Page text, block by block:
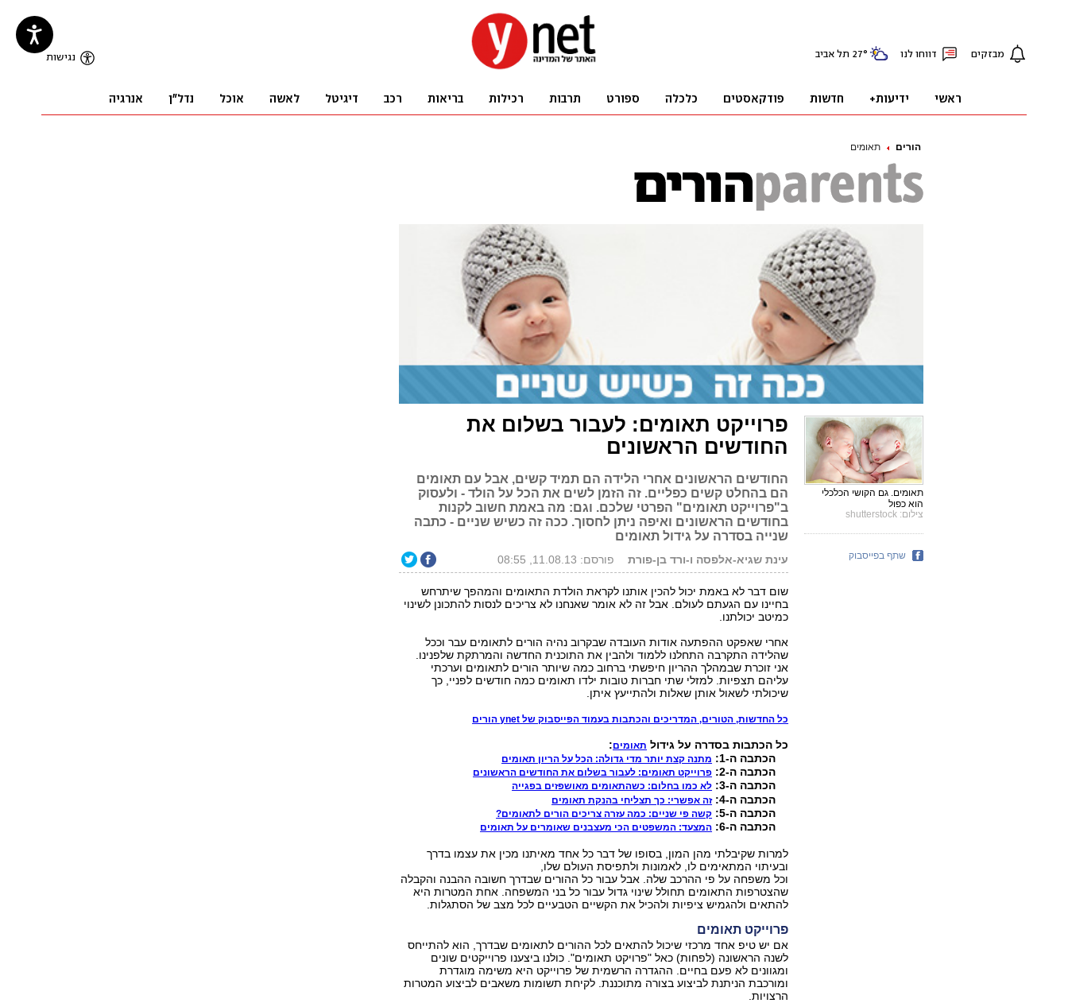
הורים תאומים
פרוייקט תאומים: לעבור בשלום את
החודשים הראשונים
החודשים הראשונים אחרי הלידה הם תמיד קשים, אבל עם תאומים
הם בהחלט קשים כפליים. זה הזמן לשים את הכל על הולד - ולעסוק
ב"פרוייקט תאומים" הפרטי שלכם. וגם: מה באמת חשוב לקנות
בחודשים הראשונים ואיפה ניתן לחסוך. ככה זה כשיש שניים - כתבה
שנייה בסדרה על גידול תאומים
עינת שגיא-אלפסה ו-ורד בן-פורת פורסם: 11.08.13, 08:55
שום דבר לא באמת יכול להכין אותנו לקראת הולדת התאומים והמהפך שיתרחש
בחיינו עם הגעתם לעולם. אבל זה לא אומר שאנחנו לא צריכים לנסות להתכונן לשינוי
כמיטב יכולתנו.
אחרי שאפקט ההפתעה אודות העובדה שבקרוב נהיה הורים לתאומים עבר וככל
שהלידה התקרבה התחלנו ללמוד ולהבין את התוכנית החדשה והמרתקת שלפנינו.
אני זוכרת שבמהלך ההריון חיפשתי ברחוב כמה שיותר הורים לתאומים וערכתי
עליהם תצפיות. למזלי שתי חברות טובות ילדו תאומים כמה חודשים לפניי, כך
שיכולתי לשאול אותן שאלות ולהתייעץ איתן.
כל החדשות, הטורים, המדריכים והכתבות בעמוד הפייסבוק של ynet הורים
כל הכתבות בסדרה על גידול תאומים:
הכתבה ה-1:
מתנה קצת יותר מדי גדולה: הכל על הריון תאומים
הכתבה ה-2: פרוייקט תאומים: לעבור בשלום את החודשים הראשונים
הכתבה ה-3: לא כמו בחלום: כשהתאומים מאושפזים בפגייה
הכתבה ה-4: זה אפשרי: כך תצליחי בהנקת תאומים
הכתבה ה-5: קשה פי שניים: כמה עזרה צריכים הורים לתאומים?
הכתבה ה-6: המצעד: המשפטים הכי מעצבנים שאומרים על תאומים
למרות שקיבלתי מהן המון, בסופו של דבר כל אחד מאיתנו מכין את עצמו בדרך
ובעיתוי המתאימים לו, לאמונות ולתפיסת העולם שלו,
וכל משפחה על פי ההרכב שלה. אבל עבור כל ההורים שבדרך חשובה ההבנה והקבלה
שהצטרפות ‏התאומים תחולל שינוי גדול עבור כל בני המשפחה. אחת המטרות היא
‏להתאים ולהגמיש ציפיות ולהכיל את הקשיים הטבעיים לכל מצב של הסתגלות.
פרוייקט תאומים
אם יש טיפ אחד מרכזי שיכול להתאים לכל ההורים לתאומים שבדרך, הוא להתייחס
לשנה הראשונה (לפחות) כאל "פרויקט תאומים". כולנו ביצענו פרוייקטים שונים
ומגוונים לא פעם בחיים. ההגדרה הרשמית של פרוייקט היא משימה מוגדרת
ומורכבת הניתנת לביצוע בצורה מתוכננת. לקיחת תשומות משאבים לביצוע המטרות
הרצויות.
תאומים. גם הקושי הכלכלי
הוא כפול
צילום: shutterstock
שתף בפייסבוק